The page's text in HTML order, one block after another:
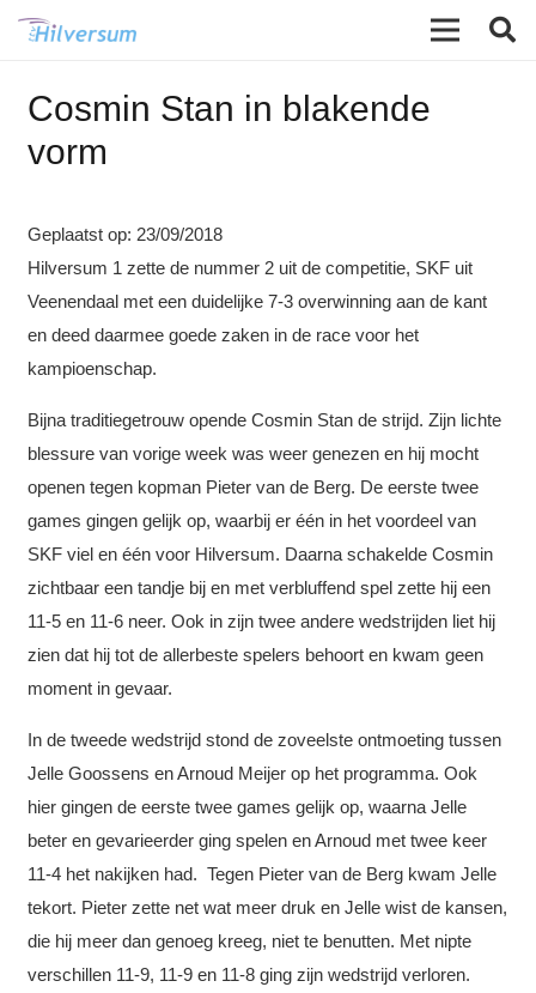
Cosmin Stan in blakende
vorm
Geplaatst op: 23/09/2018
Hilversum 1 zette de nummer 2 uit de competitie, SKF uit
Veenendaal met een duidelijke 7-3 overwinning aan de kant
en deed daarmee goede zaken in de race voor het
kampioenschap.
Bijna traditiegetrouw opende Cosmin Stan de strijd. Zijn lichte
blessure van vorige week was weer genezen en hij mocht
openen tegen kopman Pieter van de Berg. De eerste twee
games gingen gelijk op, waarbij er één in het voordeel van
SKF viel en één voor Hilversum. Daarna schakelde Cosmin
zichtbaar een tandje bij en met verbluffend spel zette hij een
11-5 en 11-6 neer. Ook in zijn twee andere wedstrijden liet hij
zien dat hij tot de allerbeste spelers behoort en kwam geen
moment in gevaar.
In de tweede wedstrijd stond de zoveelste ontmoeting tussen
Jelle Goossens en Arnoud Meijer op het programma. Ook
hier gingen de eerste twee games gelijk op, waarna Jelle
beter en gevarieerder ging spelen en Arnoud met twee keer
11-4 het nakijken had. Tegen Pieter van de Berg kwam Jelle
tekort. Pieter zette net wat meer druk en Jelle wist de kansen,
die hij meer dan genoeg kreeg, niet te benutten. Met nipte
verschillen 11-9, 11-9 en 11-8 ging zijn wedstrijd verloren.